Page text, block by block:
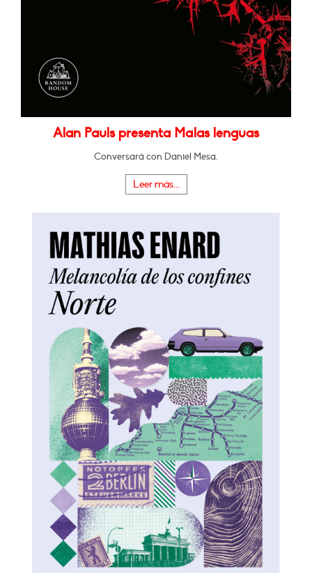
Alan Pauls presenta Malas lenguas
Conversará con Daniel Mesa.
Leer más...